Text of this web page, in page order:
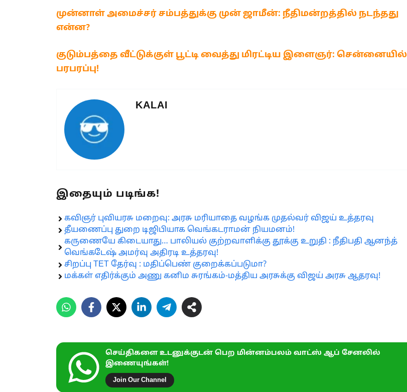
முன்னாள் அமைச்சர் சம்பத்துக்கு முன் ஜாமீன்: நீதிமன்றத்தில் நடந்தது
என்ன?
குடும்பத்தை வீட்டுக்குள் பூட்டி வைத்து மிரட்டிய இளைஞர்: சென்னையில்
பரபரப்பு!
KALAI
இதையும் படிங்க!
கவிஞர் புவியரசு மறைவு: அரசு மரியாதை வழங்க முதல்வர் விஜய் உத்தரவு
தீயணைப்பு துறை டிஜிபியாக வெங்கடராமன் நியமனம்!
கருணையே கிடையாது… பாலியல் குற்றவாளிக்கு தூக்கு உறுதி : நீதிபதி ஆனந்த்
வெங்கடேஷ் அமர்வு அதிரடி உத்தரவு!
சிறப்பு TET தேர்வு : மதிப்பெண் குறைக்கப்படுமா?
மக்கள் எதிர்க்கும் அணு கனிம சுரங்கம்-மத்திய அரசுக்கு விஜய் அரசு ஆதரவு!
செய்திகளை உடனுக்குடன் பெற மின்னம்பலம் வாட்ஸ் ஆப் சேனலில்
இணையுங்கள்!
Join Our Channel